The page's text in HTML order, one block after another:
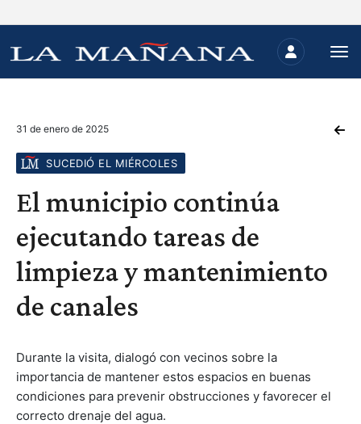
31 de enero de 2025
SUCEDIÓ EL MIÉRCOLES
El municipio continúa
ejecutando tareas de
limpieza y mantenimiento
de canales
Durante la visita, dialogó con vecinos sobre la
importancia de mantener estos espacios en buenas
condiciones para prevenir obstrucciones y favorecer el
correcto drenaje del agua.